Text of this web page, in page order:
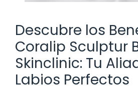
Descubre los
Coralip Sculptur
Skinclinic: Tu
Labios Perfectos